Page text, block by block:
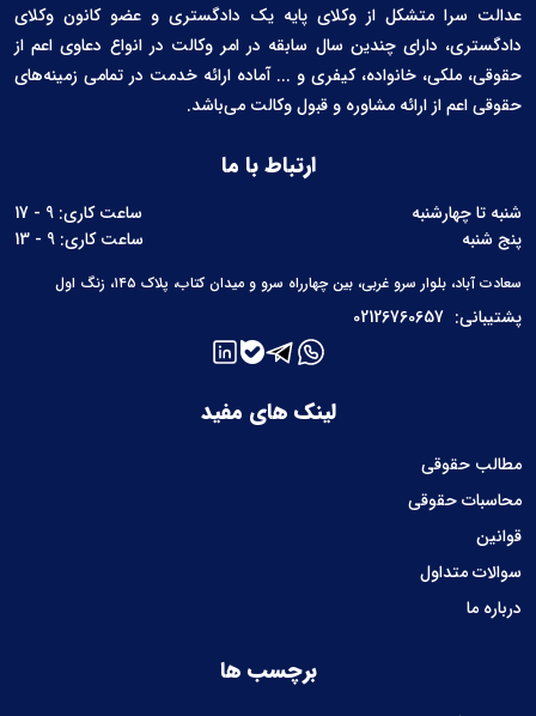
عدالت سرا متشکل از وکلای پایه یک دادگستری و عضو کانون وکلای
دادگستری، دارای چندین سال سابقه در امر وکالت در انواع دعاوی اعم از
حقوقی، ملکی، خانواده، کیفری و ... آماده ارائه خدمت در تمامی زمینه‌های
حقوقی اعم از ارائه مشاوره و قبول وکالت می‌باشد.
لینک های مفید
مطالب حقوقی
محاسبات حقوقی
قوانین
سوالات متداول
درباره ما
برچسب ها
ارتباط با ما
شنبه تا چهارشنبه
ساعت کاری: 9 - 17
پنج شنبه
ساعت کاری: 9 - 13
سعادت آباد، بلوار سرو غربی، بین چهارراه سرو و میدان کتاب، پلاک ۱۴۵، زنگ اول
پشتیبانی: 02126760657